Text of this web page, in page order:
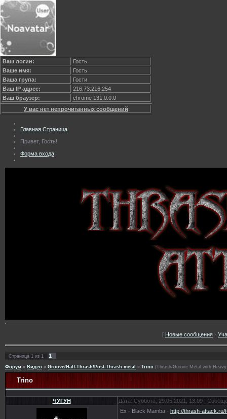
Ваш логин:
Гость
Ваше имя:
Гость
Ваша група:
Гости
Ваш IP адрес:
216.73.216.254
Ваш браузер:
chrome 131.0.0.0
У вас нет непрочитанных сообщений
Главная Страница
|
Привет, Гость!
|
Форма входа
[ Новые сообщения ·
Страница 1 из 1 1
Форум » Видео » Groove/Half-Thrash/Post-Thrash metal » Trino (Thrash/Groove Metal with
Trino
ЧУГУН Дата: Суббота, 29.05.2021, 13:09 |
Ex - Black Mamba - http://thrash-attack.ru/